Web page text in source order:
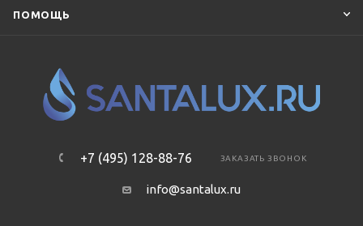
ПОМОЩЬ
+7 (495) 128-88-76 ЗАКАЗАТЬ ЗВОНОК
info@santalux.ru